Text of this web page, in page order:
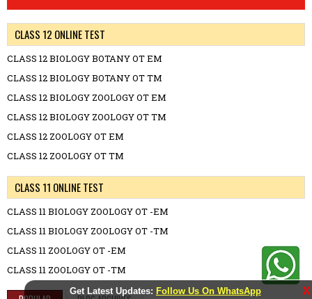
Get Latest Updates: Follow Us On WhatsApp X
CLASS 12 ONLINE TEST
CLASS 12 BIOLOGY BOTANY OT EM
CLASS 12 BIOLOGY BOTANY OT TM
CLASS 12 BIOLOGY ZOOLOGY OT EM
CLASS 12 BIOLOGY ZOOLOGY OT TM
CLASS 12 ZOOLOGY OT EM
CLASS 12 ZOOLOGY OT TM
CLASS 11 ONLINE TEST
CLASS 11 BIOLOGY ZOOLOGY OT -EM
CLASS 11 BIOLOGY ZOOLOGY OT -TM
CLASS 11 ZOOLOGY OT -EM
CLASS 11 ZOOLOGY OT -TM